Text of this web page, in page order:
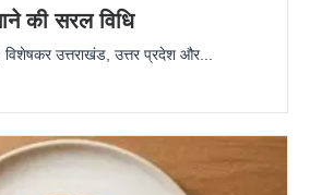
की सरल विधि
उत्तराखंड, उत्तर प्रदेश और...